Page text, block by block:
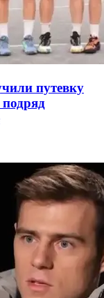
путевку